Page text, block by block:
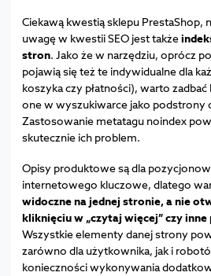
Ciekawą kwestią sklepu PrestaShop,
uwagę w kwestii SEO jest także
stron. Jako że w narzędziu, oprócz
pojawią się też te indywidualne dla
koszyka czy płatności), warto
one w wyszukiwarce jako podstrony
Zastosowanie metatagu noindex
skutecznie ich problem.
Opisy produktowe są dla
internetowego kluczowe, dlatego
widoczne na jednej stronie, a nie
kliknięciu w „czytaj więcej” czy
Wszystkie elementy danej strony
zarówno dla użytkownika, jak i
konieczności wykonywania